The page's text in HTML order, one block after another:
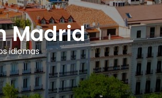
Madrid
idiomas